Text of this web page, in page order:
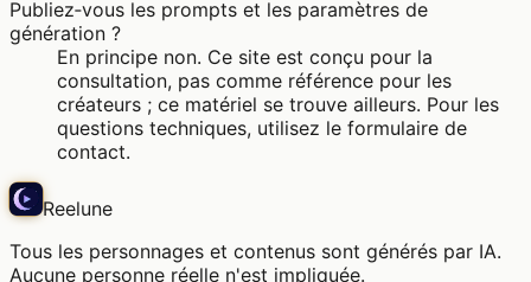
Publiez‑vous les prompts et les paramètres de
génération ?
En principe non. Ce site est conçu pour la
consultation, pas comme référence pour les
créateurs ; ce matériel se trouve ailleurs. Pour les
questions techniques, utilisez le formulaire de
contact.
Reelune
Tous les personnages et contenus sont générés par IA.
Aucune personne réelle n'est impliquée.